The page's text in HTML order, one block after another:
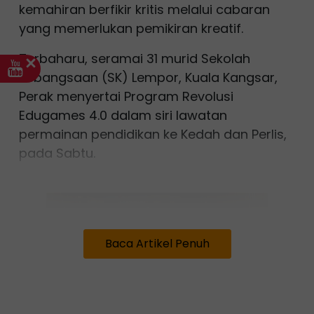
kemahiran berfikir kritis melalui cabaran
yang memerlukan pemikiran kreatif.
Terbaharu, seramai 31 murid Sekolah
Kebangsaan (SK) Lempor, Kuala Kangsar,
Perak menyertai Program Revolusi
Edugames 4.0 dalam siri lawatan
permainan pendidikan ke Kedah dan Perlis,
pada Sabtu.
Baca Artikel Penuh